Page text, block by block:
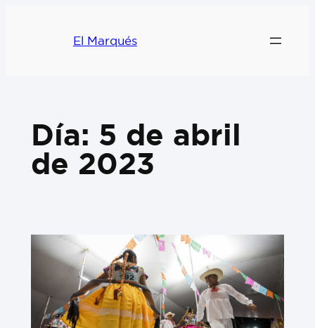
El Marqués
Día: 5 de abril
de 2023